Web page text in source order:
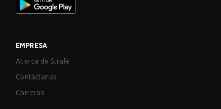
EMPRESA
Acerca de Strafe
Contáctanos
Carreras